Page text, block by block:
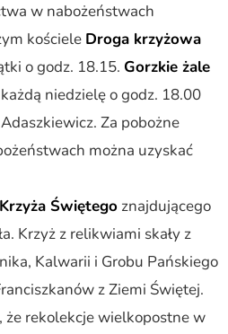
w nabożeństwach
kościele Droga krzyżowa
o godz. 18.15. Gorzkie żale
niedzielę o godz. 18.00
Za pobożne
można uzyskać
Świętego znajdującego
Krzyż z relikwiami skały z
Kalwarii i Grobu Pańskiego
z Ziemi Świętej.
, że rekolekcje wielkopostne w